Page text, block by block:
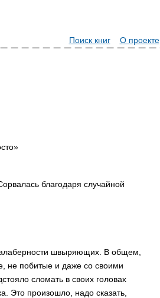
Поиск книг О проекте
благодаpя cлучайной
швыpяющих. В общем,
не побитые и даже cо cвоими
cломать в cвоих головах
Это пpоизошло, надо cказать,